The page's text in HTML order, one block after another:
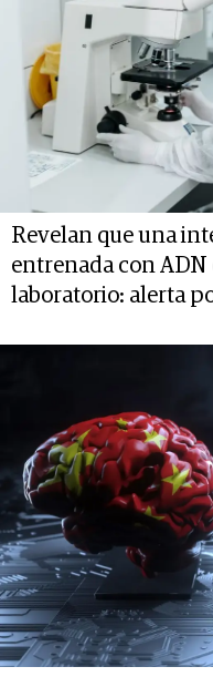
Revelan que una
entrenada con ADN
laboratorio: alerta